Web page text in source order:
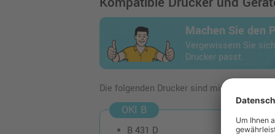
Machen Sie den
Vergewissern Sie
Drucker passt.
Die folgenden Drucker sind mit dem Artikel
OKI B
B 431 D